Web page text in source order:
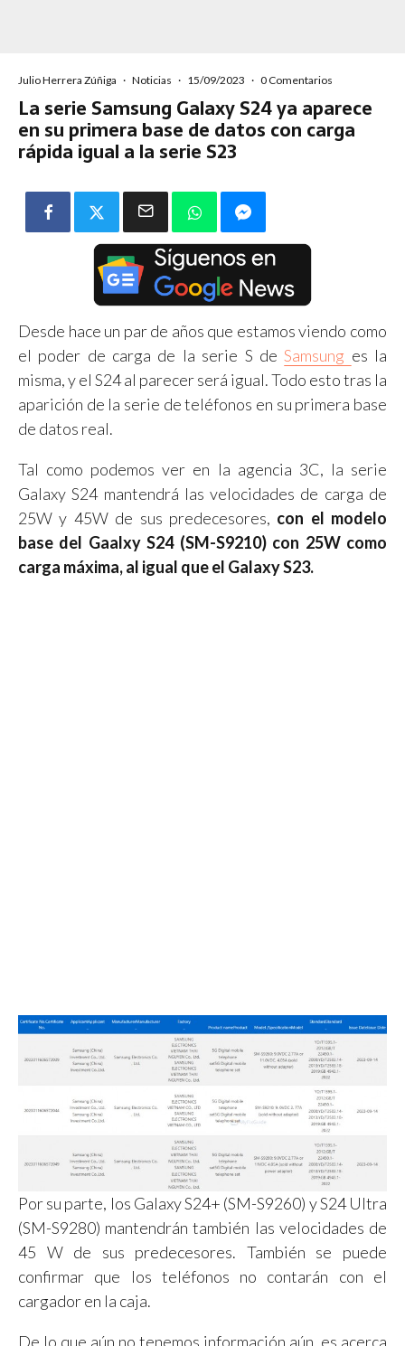
Julio Herrera Zúñiga · Noticias · 15/09/2023 · 0 Comentarios
La serie Samsung Galaxy S24 ya aparece
en su primera base de datos con carga
rápida igual a la serie S23
Desde hace un par de años que estamos viendo como
el poder de carga de la serie S deSamsung es la
misma, y el S24 al parecer será igual. Todo esto tras la
aparición de la serie de teléfonos en su primera base
de datos real.
Tal como podemos ver en la agencia 3C, la serie
Galaxy S24 mantendrá las velocidades de carga de
25W y 45W de sus predecesores, con el modelo
base del Gaalxy S24 (SM-S9210) con 25W como
carga máxima, al igual que el Galaxy S23.
Por su parte, los Galaxy S24+ (SM-S9260) y S24 Ultra
(SM-S9280) mantendrán también las velocidades de
45 W de sus predecesores. También se puede
confirmar que los teléfonos no contarán con el
cargador en la caja.
De lo que aún no tenemos información aún, es acerca